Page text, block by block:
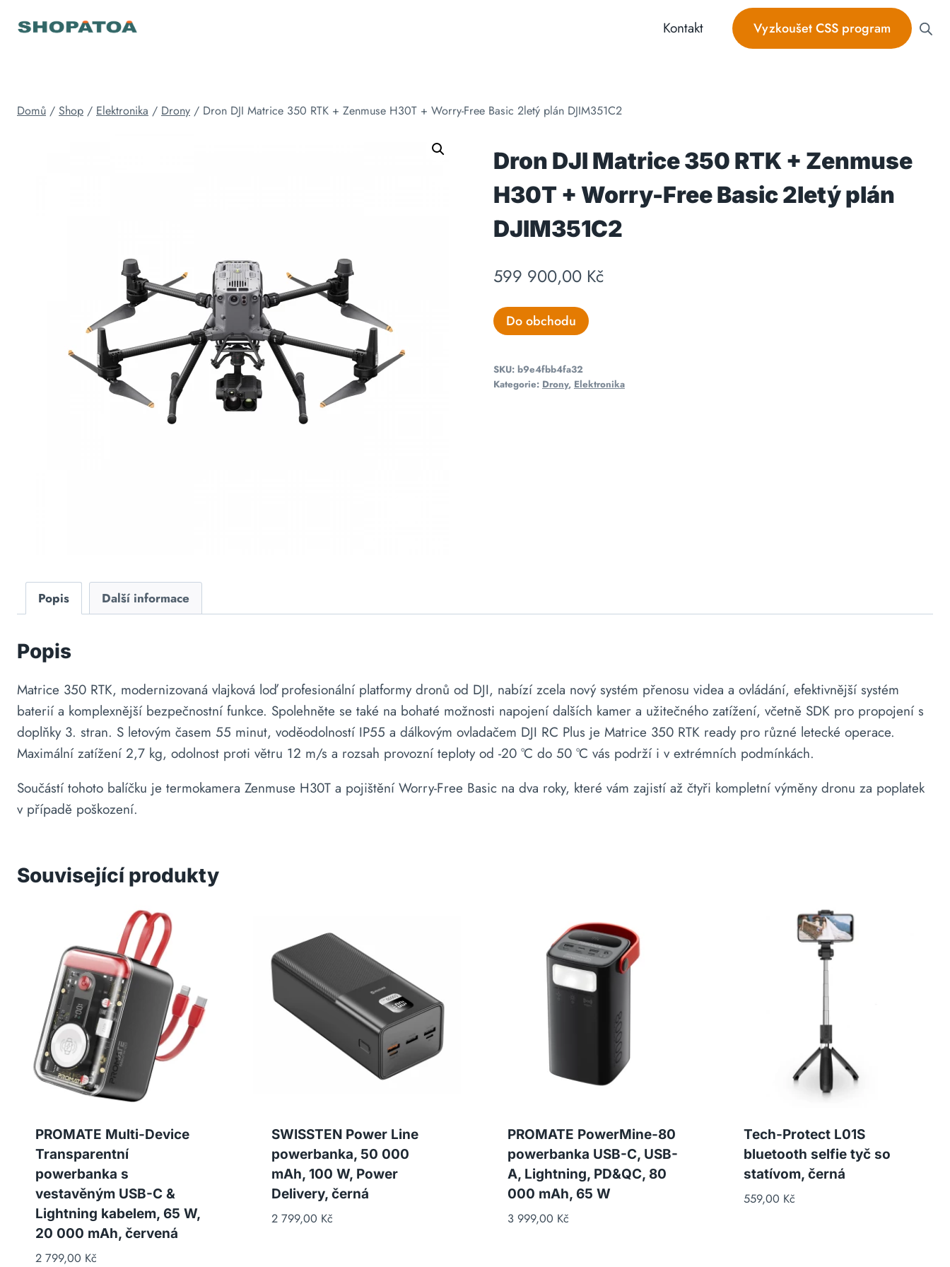
Kontakt Vyzkoušet CSS program
Domů / Shop / Elektronika / Drony / Dron DJI Matrice 350 RTK + Zenmuse H30T + Worry-Free Basic 2letý plán DJIM351C2
Dron DJI Matrice 350 RTK + Zenmuse
H30T + Worry-Free Basic 2letý plán
DJIM351C2
599 900,00 Kč
Do obchodu
SKU: b9e4fbb4fa32
Kategorie: Drony, Elektronika
Popis Další informace
Popis
Matrice 350 RTK, modernizovaná vlajková loď profesionální platformy dronů od DJI, nabízí zcela nový systém přenosu videa a ovládání, efektivnější systém
baterií a komplexnější bezpečnostní funkce. Spolehněte se také na bohaté možnosti napojení dalších kamer a užitečného zatížení, včetně SDK pro propojení s
doplňky 3. stran. S letovým časem 55 minut, voděodolností IP55 a dálkovým ovladačem DJI RC Plus je Matrice 350 RTK ready pro různé letecké operace.
Maximální zatížení 2,7 kg, odolnost proti větru 12 m/s a rozsah provozní teploty od -20 °C do 50 °C vás podrží i v extrémních podmínkách.
Součástí tohoto balíčku je termokamera Zenmuse H30T a pojištění Worry-Free Basic na dva roky, které vám zajistí až čtyři kompletní výměny dronu za poplatek
v případě poškození.
Související produkty
PROMATE Multi-Device
Transparentní
powerbanka s
vestavěným USB-C &
Lightning kabelem, 65 W,
20 000 mAh, červená
2 799,00 Kč
SWISSTEN Power Line
powerbanka, 50 000
mAh, 100 W, Power
Delivery, černá
2 799,00 Kč
PROMATE PowerMine-80
powerbanka USB-C, USB-
A, Lightning, PD&QC, 80
000 mAh, 65 W
3 999,00 Kč
Tech-Protect L01S
bluetooth selfie tyč so
statívom, černá
559,00 Kč